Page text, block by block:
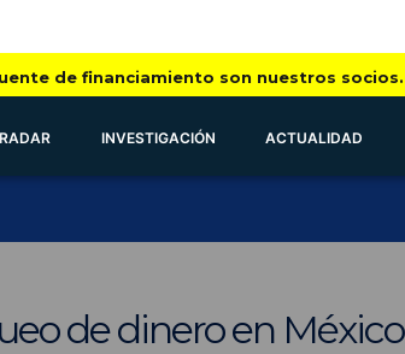
de financiamiento son nuestros socios.
RADAR INVESTIGACIÓN ACTUALIDAD
de dinero en México